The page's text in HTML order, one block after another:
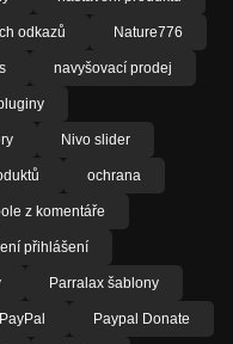
odkazů Nature776
navyšovací prodej
Nivo slider
ochrana
z komentáře
přihlášení
Parralax šablony
PayPal Paypal Donate